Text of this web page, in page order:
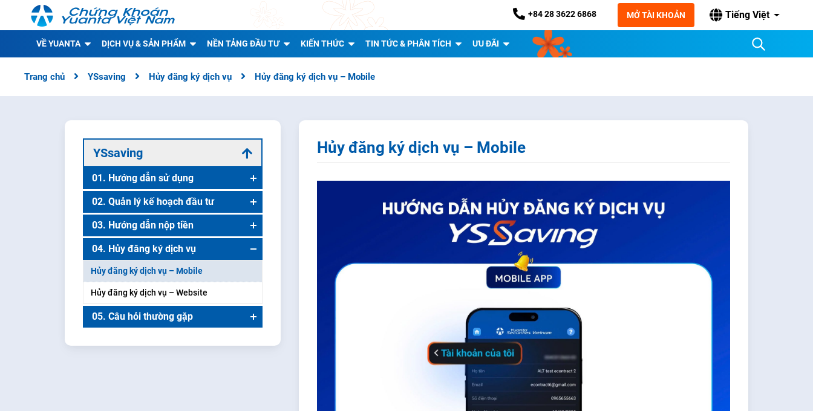
+84 28 3622 6868 MỞ TÀI KHOẢN Tiếng Việt
VỀ YUANTA DỊCH VỤ & SẢN PHẨM NỀN TẢNG ĐẦU TƯ KIẾN THỨC TIN TỨC & PHÂN TÍCH ƯU ĐÃI
Trang chủ YSsaving Hủy đăng ký dịch vụ Hủy đăng ký dịch vụ – Mobile
YSsaving
01. Hướng dẫn sử dụng
Hướng dẫn sử dụng – Mobile
Hướng dẫn sử dụng – Website
02. Quản lý kế hoạch đầu tư
Quản lý kế hoạch đầu tư – Mobile
Quản lý kế hoạch đầu tư – Website
03. Hướng dẫn nộp tiền
Hướng dẫn nộp tiền định danh
Hướng dẫn nộp tiền bằng QR code
04. Hủy đăng ký dịch vụ
Hủy đăng ký dịch vụ – Mobile
Hủy đăng ký dịch vụ – Website
05. Câu hỏi thường gặp
Hủy đăng ký dịch vụ – Mobile